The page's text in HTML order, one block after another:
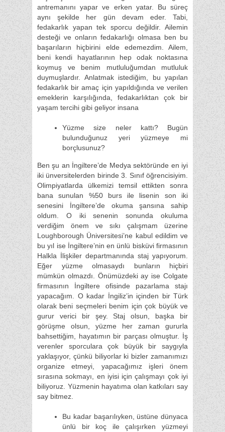
antremanını yapar ve erken yatar. Bu süreç
aynı şekilde her gün devam eder. Tabi,
fedakarlık yapan tek sporcu değildir. Ailemin
desteği ve onların fedakarlığı olmasa ben bu
başarıların hiçbirini elde edemezdim. Ailem,
beni kendi hayatlarının hep odak noktasına
koymuş ve benim mutluluğumdan mutluluk
duymuşlardır. Anlatmak istediğim, bu yapılan
fedakarlık bir amaç için yapıldığında ve verilen
emeklerin karşılığında, fedakarlıktan çok bir
yaşam tercihi gibi geliyor insana
Yüzme size neler kattı? Bugün
bulunduğunuz yeri yüzmeye mi
borçlusunuz?
Ben şu an İngiltere’de Medya sektöründe en iyi
iki ünversitelerden birinde 3. Sınıf öğrencisiyim.
Olimpiyatlarda ülkemizi temsil ettikten sonra
bana sunulan %50 burs ile lisenin son iki
senesini İngiltere’de okuma şansına sahip
oldum. O iki senenin sonunda okuluma
verdiğim önem ve sıkı çalışmam üzerine
Loughborough Üniversitesi’ne kabul edildim ve
bu yıl ise İngiltere’nin en ünlü bisküvi firmasının
Halkla İlişkiler departmanında staj yapıyorum.
Eğer yüzme olmasaydı bunların hiçbiri
mümkün olmazdı. Önümüzdeki ay ise Colgate
firmasının İngiltere ofisinde pazarlama stajı
yapacağım. O kadar İngiliz’in içinden bir Türk
olarak beni seçmeleri benim için çok büyük ve
gurur verici bir şey. Staj olsun, başka bir
görüşme olsun, yüzme her zaman gururla
bahsettiğim, hayatımın bir parçası olmuştur. İş
verenler sporculara çok büyük bir saygıyla
yaklaşıyor, çünkü biliyorlar ki bizler zamanımızı
organize etmeyi, yapacağımız işleri önem
sırasına sokmayı, en iyisi için çalışmayı çok iyi
biliyoruz. Yüzmenin hayatıma olan katkıları say
say bitmez.
Bu kadar başarılıyken, üstüne dünyaca
ünlü bir koç ile çalışırken yüzmeyi